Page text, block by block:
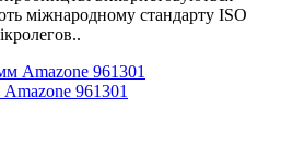
міжнародному стандарту ISO
961301